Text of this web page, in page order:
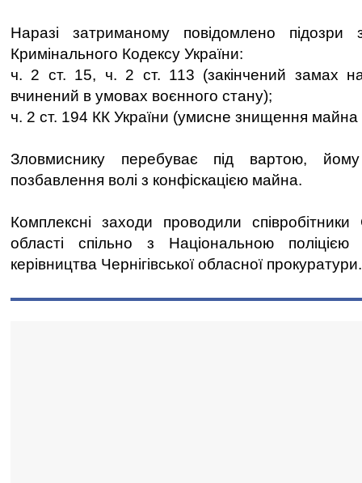
Наразі затриманому повідомлено
Кримінального Кодексу України:
ч. 2 ст. 15, ч. 2 ст. 113 (закінчений замах на
вчинений в умовах воєнного стану);
ч. 2 ст. 194 КК України (умисне знищення
Зловмиснику перебуває під вартою,
позбавлення волі з конфіскацією майна.
Комплексні заходи проводили співробітники
області спільно з Національною поліцією
керівництва Чернігівської обласної прокуратури.